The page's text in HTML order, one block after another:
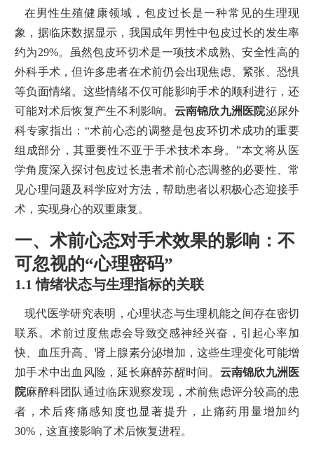
在男性生殖健康领域，包皮过长是一种常见的生理现
象，据临床数据显示，我国成年男性中包皮过长的发生率
约为29%。虽然包皮环切术是一项技术成熟、安全性高的
外科手术，但许多患者在术前仍会出现焦虑、紧张、恐惧
等负面情绪。这些情绪不仅可能影响手术的顺利进行，还
可能对术后恢复产生不利影响。 云南锦欣九洲医院泌尿外
科专家指出：“术前心态的调整是包皮环切术成功的重要
组成部分，其重要性不亚于手术技术本身。”本文将从医
学角度深入探讨包皮过长患者术前心态调整的必要性、常
见心理问题及科学应对方法，帮助患者以积极心态迎接手
术，实现身心的双重康复。
一、术前心态对手术效果的影响：不
可忽视的“心理密码”
1.1 情绪状态与生理指标的关联
现代医学研究表明，心理状态与生理机能之间存在密切
联系。术前过度焦虑会导致交感神经兴奋，引起心率加
快、血压升高、肾上腺素分泌增加，这些生理变化可能增
加手术中出血风险，延长麻醉苏醒时间。 云南锦欣九洲医
院麻醉科团队通过临床观察发现，术前焦虑评分较高的患
者，术后疼痛感知度也显著提升，止痛药用量增加约
30%，这直接影响了术后恢复进程。